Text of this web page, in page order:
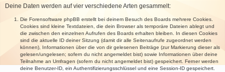
Deine Daten werden auf vier verschiedene Arten gesammelt:
Die Forensoftware phpBB erstellt bei deinem Besuch des Boards mehrere Cookies.
Cookies sind kleine Textdateien, die dein Browser als temporäre Dateien ablegt und
die zwischen den einzelnen Aufrufen des Boards erhalten bleiben. In diesen Cookies
sind die aktuelle ID deiner Sitzung (damit dir alle Seitenaufrufe zugeordnet werden
können), Informationen über die von dir gelesenen Beiträge (zur Markierung dieser als
gelesen/ungelesen; sofern du nicht angemeldet bist) sowie Informationen über deine
Teilnahme an Umfragen (sofern du nicht angemeldet bist) gespeichert. Ferner werden
deine Benutzer-ID, ein Authentifizierungsschlüssel und eine Session-ID gespeichert.